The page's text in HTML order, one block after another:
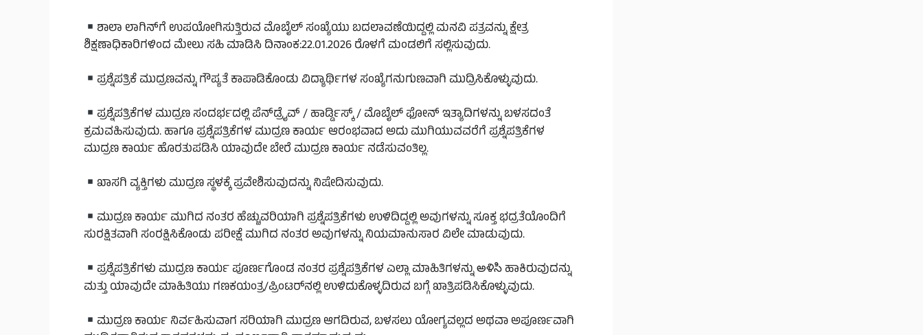
ಶಾಲಾ ಲಾಗಿನ್‌ಗೆ ಉಪಯೋಗಿಸುತ್ತಿರುವ ಮೊಬೈಲ್ ಸಂಖ್ಯೆಯು ಬದಲಾವಣೆಯಿದ್ದಲ್ಲಿ ಮನವಿ ಪತ್ರವನ್ನು ಕ್ಷೇತ್ರ
ಶಿಕ್ಷಣಾಧಿಕಾರಿಗಳಿಂದ ಮೇಲು ಸಹಿ ಮಾಡಿಸಿ ದಿನಾಂಕ:22.01.2026 ರೊಳಗೆ ಮಂಡಲಿಗೆ ಸಲ್ಲಿಸುವುದು.
ಪ್ರಶ್ನೆಪತ್ರಿಕೆ ಮುದ್ರಣವನ್ನು ಗೌಪ್ಯತೆ ಕಾಪಾಡಿಕೊಂಡು ವಿದ್ಯಾರ್ಥಿಗಳ ಸಂಖ್ಯೆಗನುಗುಣವಾಗಿ ಮುದ್ರಿಸಿಕೊಳ್ಳುವುದು.
ಪ್ರಶ್ನೆಪತ್ರಿಕೆಗಳ ಮುದ್ರಣ ಸಂದರ್ಭದಲ್ಲಿ ಪೆನ್‌ಡ್ರೈವ್ / ಹಾರ್ಡ್ಡಿಸ್ಕ್ / ಮೊಬೈಲ್ ಫೋನ್ ಇತ್ಯಾದಿಗಳನ್ನು ಬಳಸದಂತೆ
ಕ್ರಮವಹಿಸುವುದು. ಹಾಗೂ ಪ್ರಶ್ನೆಪತ್ರಿಕೆಗಳ ಮುದ್ರಣ ಕಾರ್ಯ ಆರಂಭವಾದ ಅದು ಮುಗಿಯುವವರೆಗೆ ಪ್ರಶ್ನೆಪತ್ರಿಕೆಗಳ
ಮುದ್ರಣ ಕಾರ್ಯ ಹೊರತುಪಡಿಸಿ ಯಾವುದೇ ಬೇರೆ ಮುದ್ರಣ ಕಾರ್ಯ ನಡೆಸುವಂತಿಲ್ಲ.
ಖಾಸಗಿ ವ್ಯಕ್ತಿಗಳು ಮುದ್ರಣ ಸ್ಥಳಕ್ಕೆ ಪ್ರವೇಶಿಸುವುದನ್ನು ನಿಷೇದಿಸುವುದು.
ಮುದ್ರಣ ಕಾರ್ಯ ಮುಗಿದ ನಂತರ ಹೆಚ್ಚುವರಿಯಾಗಿ ಪ್ರಶ್ನೆಪತ್ರಿಕೆಗಳು ಉಳಿದಿದ್ದಲ್ಲಿ ಅವುಗಳನ್ನು ಸೂಕ್ತ ಭದ್ರತೆಯೊಂದಿಗೆ
ಸುರಕ್ಷಿತವಾಗಿ ಸಂರಕ್ಷಿಸಿಕೊಂಡು ಪರೀಕ್ಷೆ ಮುಗಿದ ನಂತರ ಅವುಗಳನ್ನು ನಿಯಮಾನುಸಾರ ವಿಲೇ ಮಾಡುವುದು.
ಪ್ರಶ್ನೆಪತ್ರಿಕೆಗಳು ಮುದ್ರಣ ಕಾರ್ಯ ಪೂರ್ಣಗೊಂಡ ನಂತರ ಪ್ರಶ್ನೆಪತ್ರಿಕೆಗಳ ಎಲ್ಲಾ ಮಾಹಿತಿಗಳನ್ನು అళిసి ಹಾಕಿರುವುದನ್ನು
ಮತ್ತು ಯಾವುದೇ ಮಾಹಿತಿಯು ಗಣಕಯಂತ್ರ/ಪ್ರಿಂಟರ್‌ನಲ್ಲಿ ಉಳಿದುಕೊಳ್ಳದಿರುವ ಬಗ್ಗೆ ಖಾತ್ರಿಪಡಿಸಿಕೊಳ್ಳುವುದು.
ಮುದ್ರಣ ಕಾರ್ಯ ನಿರ್ವಹಿಸುವಾಗ ಸರಿಯಾಗಿ ಮುದ್ರಣ ಆಗದಿರುವ, ಬಳಸಲು ಯೋಗ್ಯವಲ್ಲದ ಅಥವಾ ಅಪೂರ್ಣವಾಗಿ